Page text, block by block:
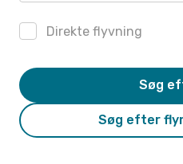
Direkte flyvning
Søg efter
Søg